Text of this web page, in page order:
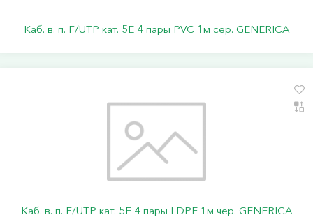
Каб. в. п. F/UTP кат. 5E 4 пары PVC 1м сер. GENERICA
Каб. в. п. F/UTP кат. 5E 4 пары LDPE 1м чер. GENERICA